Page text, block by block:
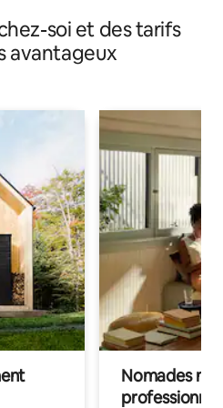
soi et des tarifs
avantageux
Nomades